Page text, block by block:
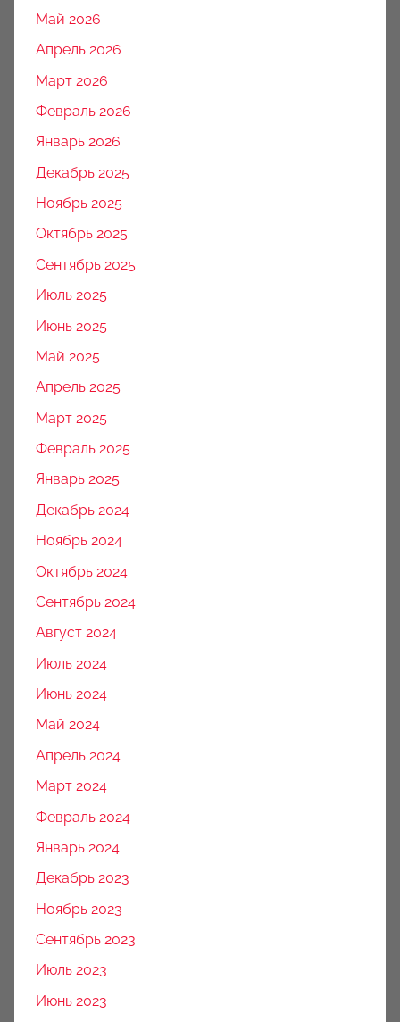
Май 2026
Апрель 2026
Март 2026
Февраль 2026
Январь 2026
Декабрь 2025
Ноябрь 2025
Октябрь 2025
Сентябрь 2025
Июль 2025
Июнь 2025
Май 2025
Апрель 2025
Март 2025
Февраль 2025
Январь 2025
Декабрь 2024
Ноябрь 2024
Октябрь 2024
Сентябрь 2024
Август 2024
Июль 2024
Июнь 2024
Май 2024
Апрель 2024
Март 2024
Февраль 2024
Январь 2024
Декабрь 2023
Ноябрь 2023
Сентябрь 2023
Июль 2023
Июнь 2023